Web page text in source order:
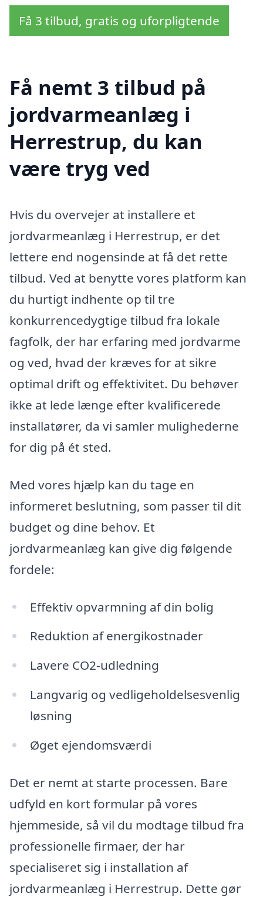
Få 3 tilbud, gratis og uforpligtende
Få nemt 3 tilbud på
jordvarmeanlæg i
Herrestrup, du kan
være tryg ved
Hvis du overvejer at installere et
jordvarmeanlæg i Herrestrup, er det
lettere end nogensinde at få det rette
tilbud. Ved at benytte vores platform kan
du hurtigt indhente op til tre
konkurrencedygtige tilbud fra lokale
fagfolk, der har erfaring med jordvarme
og ved, hvad der kræves for at sikre
optimal drift og effektivitet. Du behøver
ikke at lede længe efter kvalificerede
installatører, da vi samler mulighederne
for dig på ét sted.
Med vores hjælp kan du tage en
informeret beslutning, som passer til dit
budget og dine behov. Et
jordvarmeanlæg kan give dig følgende
fordele:
Effektiv opvarmning af din bolig
Reduktion af energikostnader
Lavere CO2-udledning
Langvarig og vedligeholdelsesvenlig
løsning
Øget ejendomsværdi
Det er nemt at starte processen. Bare
udfyld en kort formular på vores
hjemmeside, så vil du modtage tilbud fra
professionelle firmaer, der har
specialiseret sig i installation af
jordvarmeanlæg i Herrestrup. Dette gør